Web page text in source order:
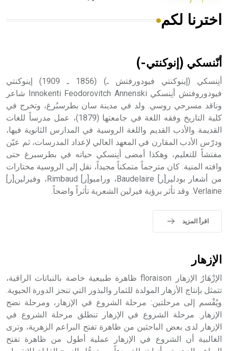
هل تعلم أن الأبسيد كلمة فرنسية اللفظ تم اعتمادها مصطلحاً
- هل تعلم أن أبجر Abgar اسم معروف جيداً يعود إلى عدد من
الملوك الذين حكموا مدينة إديسا (الرها) من أبجر الأول وحتى
التاسع، وهم ينتسبون إلى أسرة أوسروين
- هل تعلم أن الأبجدية الكنعانية تتألف من /22/ علامة كتابية
sign تكتب منفصلة غير متصلة، وتعتمد المبدأ الأكوروفوني،
اخترنا لكم
أنّنسكي (إنوكنتي-)
أنِنسكي (إينوكنتي فيودورفتش ـ) (1856 ـ 1909) إينوكنتي
فيودوروفتش أنِنسكي Innokenti Feodorovitch Annenski شاعر
وناقد مسرحي روسي. ولد في مدينة سان بطرسبُرغ، وتخرج في
كلية التاريخ وفقه اللغة في جامعتها (1879)، عمل مدرساً للغات
القديمة والأدب القديم واللغة الروسية في المدارس الثانوية فيها،
ودرّس الأدب المقارن في المعهد العالي لإعداد المدرسات، ثم عيّن
مفتشاً للتعليم، وهكذا أمضى أنِنسكي حياته في بطرسبرغ حتى
وافته المنية. كان مترجماً متمكناً مجيداً، نقل إلى الروسية مختارات
من أشعار بودلير[ر] Baudelaire، ورامبو[ر] Rimbaud، وفيرلين[ر]
Verlaine. وقد تأثر برؤية فيرلين الشعرية تأثراً واضحاً.
اقرأ المزيد
الإزهار
الإزْهَارُ الإزهار floraison ظاهرة طبيعية خاصة بالنباتات الراقية،
تتمثل بإنتاج الأزهار المولدة للثمار والبذور التي تنجز الدورة الحيوية.
ويُقْسم إلى مرحلتين: مرحلة الشروع في الإزهار، ومرحلة نضج
الإزهار. مرحلة الشروع في الإزهار تنطلق مرحلة الشروع في
الإزهار لدى بعض الباحثين من ظاهرة تفتح البراعم الزهرية، وترى
الغالبية أن الشروع في الإزهار عملية أطول من ظاهرة تفتح